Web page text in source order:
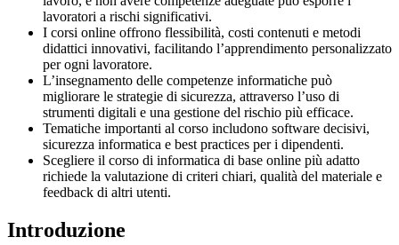
lavoratori a rischi significativi.
I corsi online offrono flessibilità, costi contenuti e metodi
didattici innovativi, facilitando l’apprendimento personalizzato
per ogni lavoratore.
L’insegnamento delle competenze informatiche può
migliorare le strategie di sicurezza, attraverso l’uso di
strumenti digitali e una gestione del rischio più efficace.
Tematiche importanti al corso includono software decisivi,
sicurezza informatica e best practices per i dipendenti.
Scegliere il corso di informatica di base online più adatto
richiede la valutazione di criteri chiari, qualità del materiale e
feedback di altri utenti.
Introduzione